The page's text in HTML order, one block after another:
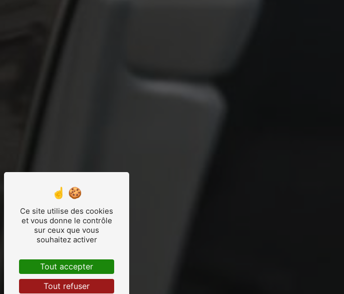
Ce site utilise des cookies
et vous donne le contrôle
sur ceux que vous
souhaitez activer
Tout accepter
Tout refuser